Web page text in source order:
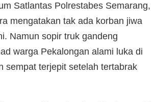
Satlantas Polrestabes Semarang,
mengatakan tak ada korban jiwa
Namun sopir truk gandeng
warga Pekalongan alami luka di
sempat terjepit setelah tertabrak